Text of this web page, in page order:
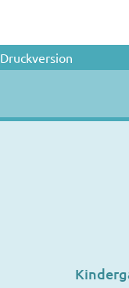
Druckversion